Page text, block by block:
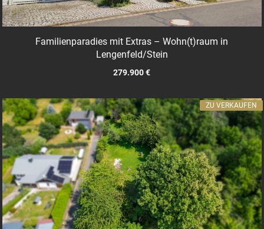
Familienparadies mit Extras – Wohn(t)raum in
Lengenfeld/Stein
279.900 €
ZU VERKAUFEN